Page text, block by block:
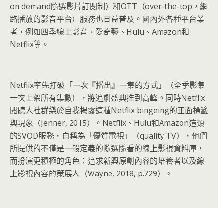
on demand隨選影片訂閱制）和OTT（over-the-top，網
路播放的影音平台）服務也日益普及。國內外各種平台業
者，例如四季線上影音、愛奇藝、Hulu、Amazon和
Netflix等。
Netflix率先打破「一次『播出』一集的方式」（全季影集
一次上架所有集數），將追劇盛典推到高峰。同時Netflix
閱聽人社群樂於自我揭露這種Netflix bingeing的正面標籤
與現象（Jenner, 2015）。Netflix、Hulu和Amazon這類
的SVOD服務，自稱為「優質電視」（quality TV），他們
所提供的不僅是一般定義的隨選隨看的線上影視資料庫，
而扮演更積極的角色：追求新興原創內容的培養者以及線
上影視內容的策展人（Wayne, 2018, p.729）。